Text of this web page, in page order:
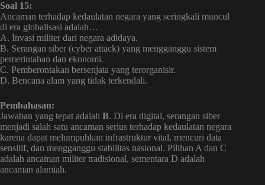
Soal 15:
Ancaman terhadap kedaulatan negara yang seringkali muncul
di era globalisasi adalah…
A. Invasi militer dari negara adidaya.
B. Serangan siber (cyber attack) yang mengganggu sistem
pemerintahan dan ekonomi.
C. Pemberontakan bersenjata yang terorganisir.
D. Bencana alam yang tidak terkendali.
Pembahasan:
Jawaban yang tepat adalah B. Di era digital, serangan siber
menjadi salah satu ancaman serius terhadap kedaulatan negara
karena dapat melumpuhkan infrastruktur vital, mencuri data
sensitif, dan mengganggu stabilitas nasional. Pilihan A dan C
adalah ancaman militer tradisional, sementara D adalah
ancaman alamiah.